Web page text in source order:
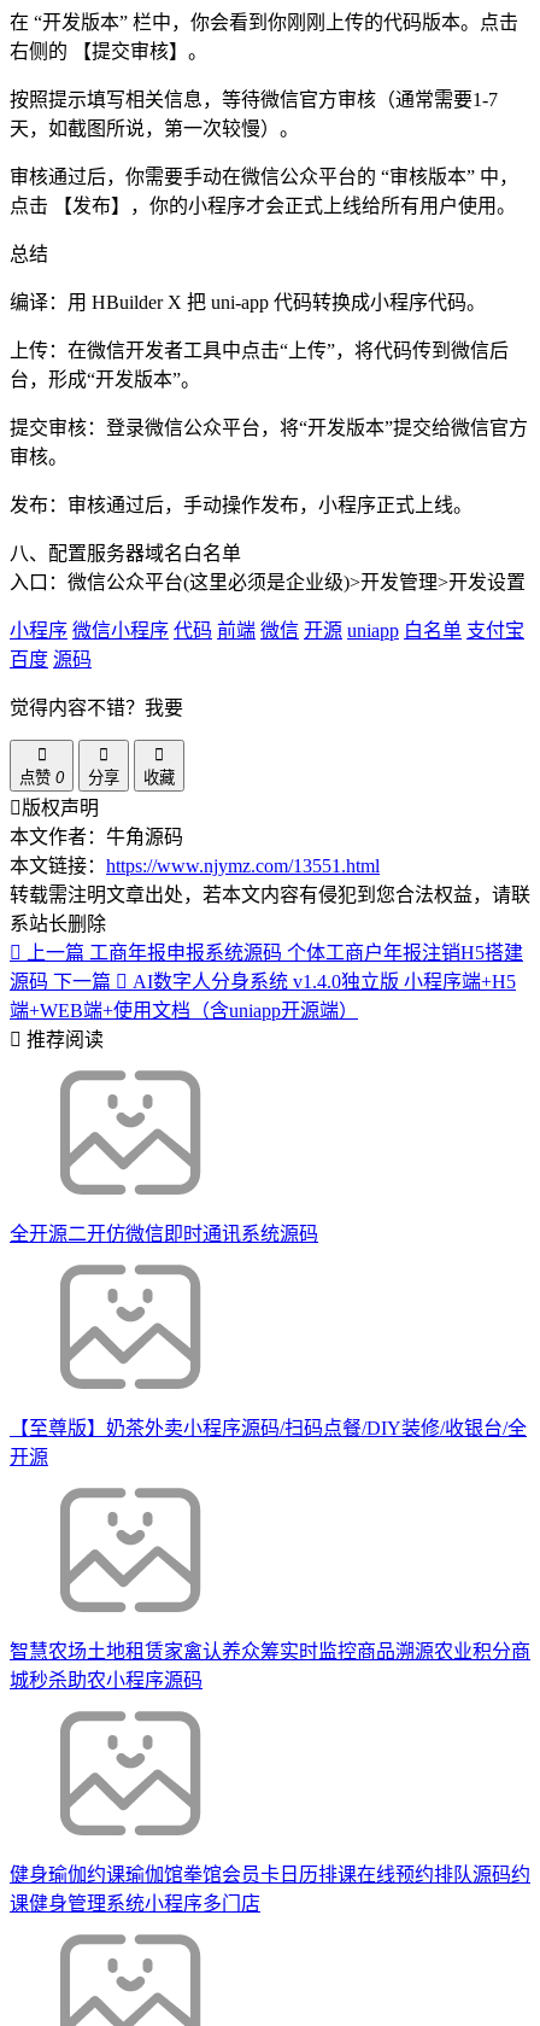
在 ​​“开发版本”​​ 栏中，你会看到你刚刚上传的代码版本。点击
右侧的 ​​【提交审核】​​。
按照提示填写相关信息，等待微信官方审核（通常需要1-7
天，如截图所说，第一次较慢）。
​​审核通过后​​，你需要手动在微信公众平台的 ​​“审核版本”​​ 中，
点击 ​​【发布】​​，你的小程序才会正式上线给所有用户使用。
总结
​​编译​​：用 HBuilder X 把 uni-app 代码转换成小程序代码。
​​上传​​：在微信开发者工具中点击“上传”，将代码传到微信后
台，形成“开发版本”。
​​提交审核​​：登录微信公众平台，将“开发版本”提交给微信官方
审核。
​​发布​​：审核通过后，手动操作发布，小程序正式上线。
八、配置服务器域名白名单
入口：微信公众平台(这里必须是企业级)>开发管理>开发设置
小程序 微信小程序 代码 前端 微信 开源 uniapp 白名单 支付宝
百度 源码
觉得内容不错？我要
点赞 0 分享 收藏
版权声明
本文作者：牛角源码
本文链接： https://www.njymz.com/13551.html
转载需注明文章出处，若本文内容有侵犯到您合法权益，请联
系站长删除
上一篇 工商年报申报系统源码 个体工商户年报注销H5搭建
源码 下一篇
AI数字人分身系统 v1.4.0独立版 小程序端+H5
端+WEB端+使用文档（含uniapp开源端）
推荐阅读
全开源二开仿微信即时通讯系统源码
【至尊版】奶茶外卖小程序源码/扫码点餐/DIY装修/收银台/全
开源
智慧农场土地租赁家禽认养众筹实时监控商品溯源农业积分商
城秒杀助农小程序源码
健身瑜伽约课瑜伽馆拳馆会员卡日历排课在线预约排队源码约
课健身管理系统小程序多门店